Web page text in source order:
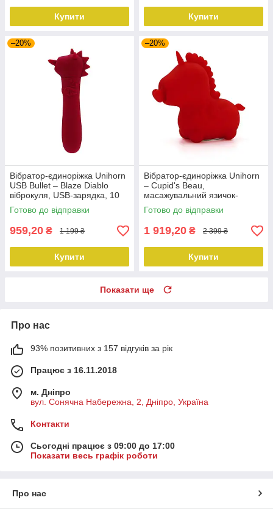
Купити Купити
–20%
Вібратор-єдиноріжка Unihorn
USB Bullet – Blaze Diablo
віброкуля, USB-зарядка, 10
режимів
Готово до відправки
959,20 ₴ 1 199 ₴
Купити
–20%
Вібратор-єдиноріжка Unihorn
– Cupid's Beau,
масажувальний язичок-
сердечко
Готово до відправки
1 919,20 ₴ 2 399 ₴
Купити
Показати ще
Про нас
93% позитивних з 157 відгуків за рік
Працює з 16.11.2018
м. Дніпро
вул. Сонячна Набережна, 2, Дніпро, Україна
Контакти
Сьогодні працює з 09:00 до 17:00
Показати весь графік роботи
Про нас